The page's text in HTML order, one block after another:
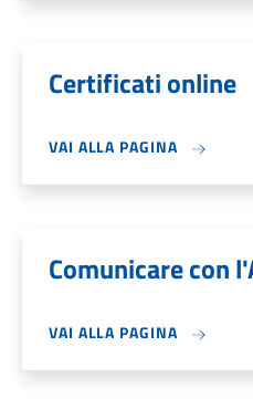
Certificati online
VAI ALLA PAGINA
Comunicare con
VAI ALLA PAGINA